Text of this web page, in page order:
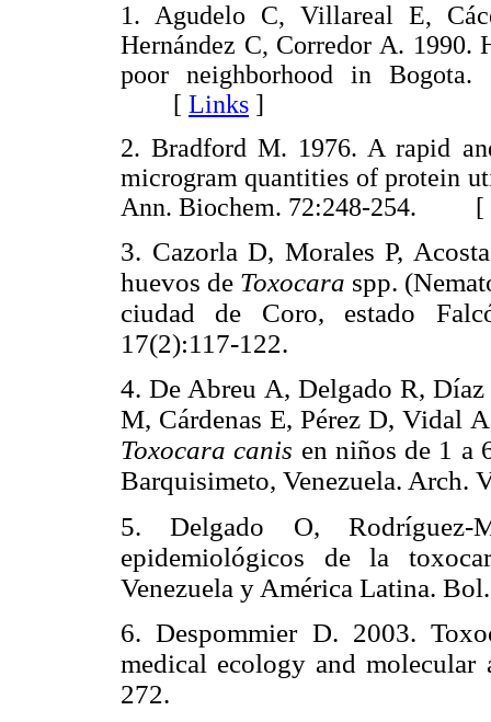
1. Agudelo C, Villareal E,
Hernández C, Corredor A. 1990.
poor neighborhood in
[ Links ]
2. Bradford M. 1976. A rapid
microgram quantities of protein
Ann. Biochem. 72:248-254. [
3. Cazorla D, Morales P,
huevos de Toxocara spp.
ciudad de Coro, estado
17(2):117-122.
4. De Abreu A, Delgado R,
M, Cárdenas E, Pérez D, Vidal
Toxocara canis en niños de 1 a
Barquisimeto, Venezuela. Arch.
5. Delgado O, Rodríguez-
epidemiológicos de la
Venezuela y América Latina.
6. DespommierD. 2003.
medical ecology and molecular
272.